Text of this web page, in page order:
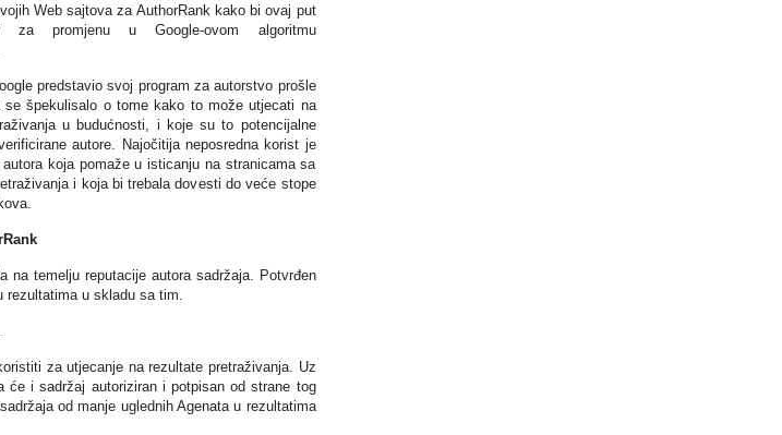
Web sajtova za AuthorRank kako bi ovaj put
za promjenu u Google-ovom algoritmu
predstavio svoj program za autorstvo prošle
se špekulisalo o tome kako to može utjecati na
u budućnosti, i koje su to potencijalne
autore. Najočitija neposredna korist je
koja pomaže u isticanju na stranicama sa
i koja bi trebala dovesti do veće stope
na temelju reputacije autora sadržaja. Potvrđen
rezultatima u skladu sa tim.
za utjecanje na rezultate pretraživanja. Uz
će i sadržaj autoriziran i potpisan od strane tog
od manje uglednih Agenata u rezultatima